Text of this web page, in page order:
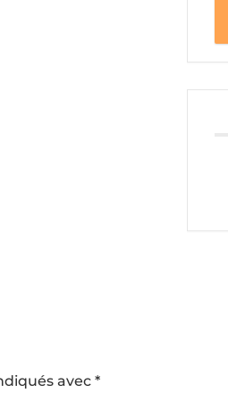
avec *